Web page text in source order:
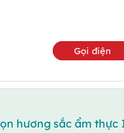
Gọi điện
hương sắc ẩm thực